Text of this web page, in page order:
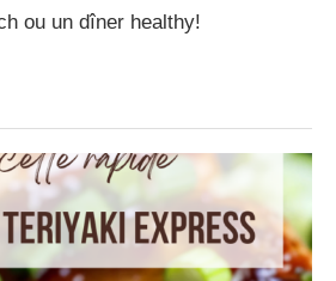
ou un dîner healthy!